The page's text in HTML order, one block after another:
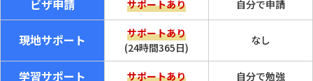
ビザ申請 サポートあり 自分で申請
現地サポート
サポートあり
(24時間365日)
なし
学習サポート サポートあり 自分で勉強